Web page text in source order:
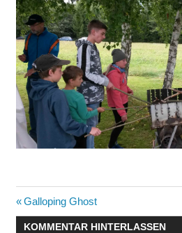
Beitragsnavigation
Vorheriger
Beitrag:
Galloping Ghost
KOMMENTAR HINTERLASSEN